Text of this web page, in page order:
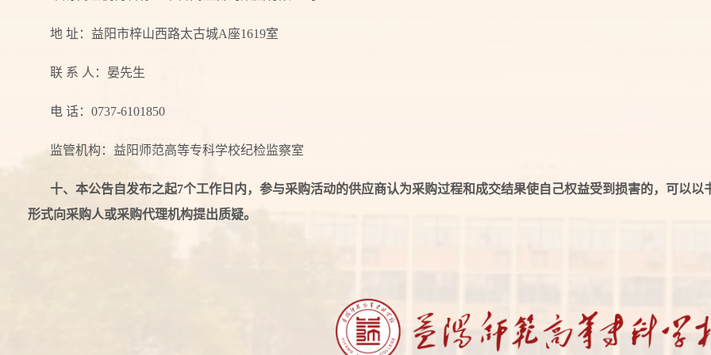
地 址：益阳市梓山西路太古城A座1619室
联 系 人：晏先生
电 话：0737-6101850
监管机构：益阳师范高等专科学校纪检监察室
十、本公告自发布之起7个工作日内，参与采购活动的供应商认为采购过程和成交结果使自己权益受到损害的，可以以
形式向采购人或采购代理机构提出质疑。